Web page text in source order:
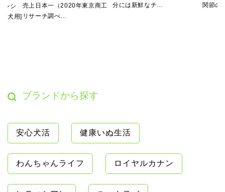
レシ
犬用]
売上日本一（2020年東京商工
リサーチ調べ…
分には新鮮なチ…
関節の
ブランドから探す
安心犬活 健康いぬ生活
わんちゃんライフ ロイヤルカナン